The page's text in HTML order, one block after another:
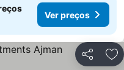
Ver preços
Partilhar